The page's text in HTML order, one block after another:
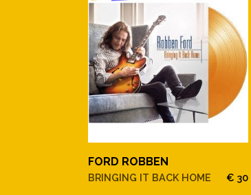
FORD ROBBEN
BRINGING IT BACK HOME € 30